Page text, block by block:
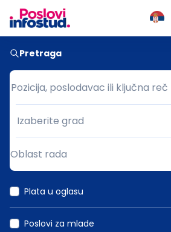
Pretraga
Pozicija, poslodavac ili ključna reč
Pozicija, poslodavac ili ključna reč
Grad
Izaberite grad
Oblast rada
Plata u oglasu
Poslovi za mlade